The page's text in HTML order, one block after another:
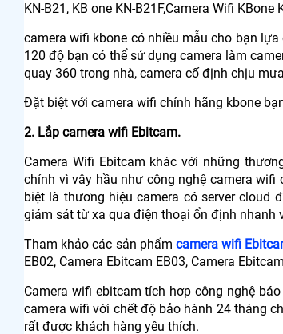
KN-B21, KB one KN-B21F,Camera Wifi
camera wifi kbone có nhiều mẫu cho bạn
120 độ bạn có thể sử dụng camera làm
quay 360 trong nhà, camera cố định chịu
Đặt biệt với camera wifi chính hãng kbone
2. Lắp camera wifi Ebitcam.
Camera Wifi Ebitcam khác với những
chính vì vây hầu như công nghệ camera
biệt là thương hiệu camera có server
giám sát từ xa qua điện thoại ổn định nhanh
Tham khảo các sản phẩm camera wifi
EB02, Camera Ebitcam EB03, Camera
Camera wifi ebitcam tích hơp công nghệ
camera wifi với chết độ bảo hành 24 tháng
rất được khách hàng yêu thích.